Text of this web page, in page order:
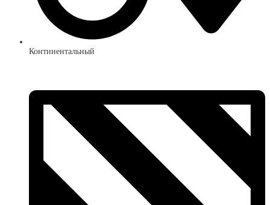
Континентальный